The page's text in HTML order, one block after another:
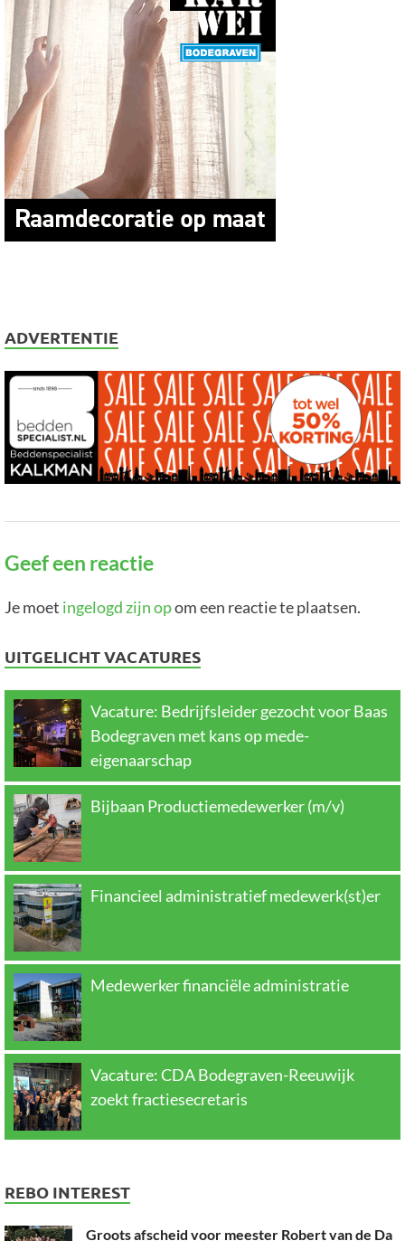
ADVERTENTIE
Geef een reactie
Je moet ingelogd zijn opom een reactie te plaatsen.
UITGELICHT VACATURES
Vacature: Bedrijfsleider gezocht voor Baas
Bodegraven met kans op mede-
eigenaarschap
Bijbaan Productiemedewerker (m/v)
Financieel administratief medewerk(st)er
Medewerker financiële administratie
Vacature: CDA Bodegraven-Reeuwijk
zoekt fractiesecretaris
REBO INTEREST
Groots afscheid voor meester Robert van de Da